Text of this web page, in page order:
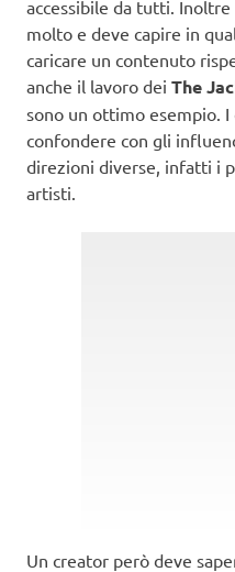
accessibile da tutti.
molto e deve capire in
caricare un contenuto
anche il lavoro dei The
sono un ottimo esempio.
confondere con gli
direzioni diverse, infatti i
artisti.
Un creator però deve